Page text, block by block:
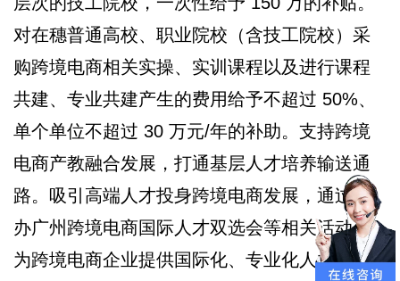
对在穗普通高校、职业院校（含技工院校）采
购跨境电商相关实操、实训课程以及进行课程
共建、专业共建产生的费用给予不超过 50%、
单个单位不超过 30 万元/年的补助。支持跨境
电商产教融合发展，打通基层人才培养输送通
路。吸引高端人才投身跨境电商发展，通过举
办广州跨境电商国际人才双选会等相关活动，
为跨境电商企业提供国际化、专业化人才。